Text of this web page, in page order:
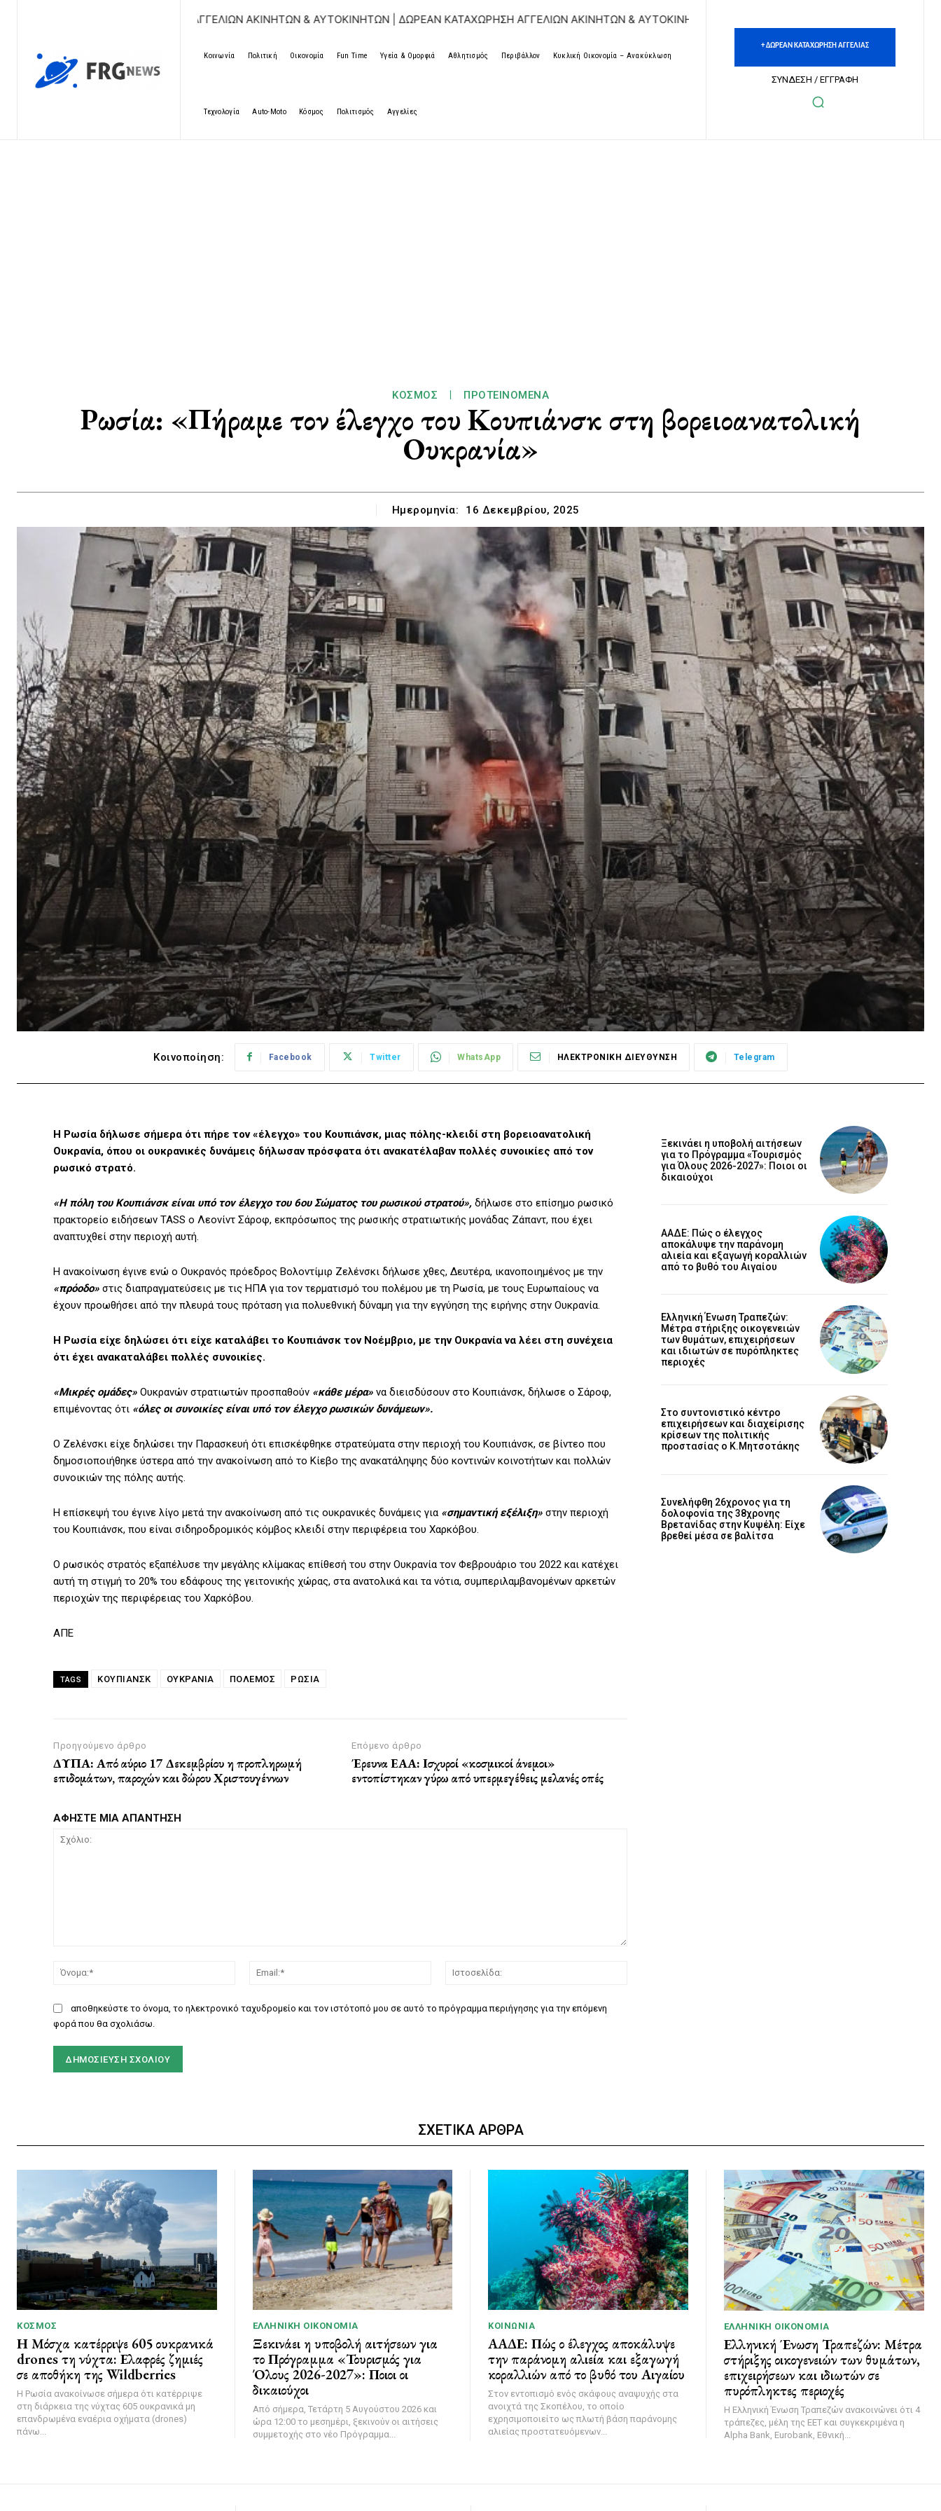
ΔΩΡΕΑΝ ΚΑΤΑΧΩΡΗΣΗ ΑΓΓΕΛΙΩΝ ΑΚΙΝΗΤΩΝ & ΑΥΤΟΚΙΝΗΤΩΝ | ΔΩΡΕΑΝ ΚΑΤΑΧΩΡΗΣΗ ΑΓΓΕΛΙΩΝ ΑΚΙΝΗΤΩΝ & ΑΥΤΟΚΙΝΗΤΩΝ | ΔΩΡΕΑΝ ΚΑΤΑΧΩΡΗΣΗ ΑΓΓΕΛΙΩΝ ΑΚΙΝΗΤΩΝ &
Κοινωνία Πολιτική Οικονομία Fun Time Υγεία & Ομορφιά Αθλητισμός Περιβάλλον Κυκλική Οικονομία – Ανακύκλωση
Τεχνολογία Auto-Moto Κόσμος Πολιτισμός Αγγελίες
+ ΔΩΡΕΑΝ ΚΑΤΑΧΩΡΗΣΗ ΑΓΓΕΛΙΑΣ
ΣΥΝΔΕΣΗ / ΕΓΓΡΑΦΗ
ΚΌΣΜΟΣ ΠΡΟΤΕΙΝΌΜΕΝΑ
Ρωσία: «Πήραμε τον έλεγχο του Κουπιάνσκ στη βορειοανατολική
Ουκρανία»
Ημερομηνία: 16 Δεκεμβρίου, 2025
Κοινοποίηση: Facebook Twitter WhatsApp ΗΛΕΚΤΡΟΝΙΚΗ ΔΙΕΥΘΥΝΣΗ Telegram
Η Ρωσία δήλωσε σήμερα ότι πήρε τον «έλεγχο» του Κουπιάνσκ, μιας πόλης-κλειδί στη βορειοανατολική
Ουκρανία, όπου οι ουκρανικές δυνάμεις δήλωσαν πρόσφατα ότι ανακατέλαβαν πολλές συνοικίες από τον
ρωσικό στρατό.
«Η πόλη του Κουπιάνσκ είναι υπό τον έλεγχο του 6ου Σώματος του ρωσικού στρατού», δήλωσε στο επίσημο ρωσικό
πρακτορείο ειδήσεων TASS ο Λεονίντ Σάροφ, εκπρόσωπος της ρωσικής στρατιωτικής μονάδας Ζάπαντ, που έχει
αναπτυχθεί στην περιοχή αυτή.
Η ανακοίνωση έγινε ενώ ο Ουκρανός πρόεδρος Βολοντίμιρ Ζελένσκι δήλωσε χθες, Δευτέρα, ικανοποιημένος με την
«πρόοδο» στις διαπραγματεύσεις με τις ΗΠΑ για τον τερματισμό του πολέμου με τη Ρωσία, με τους Ευρωπαίους να
έχουν προωθήσει από την πλευρά τους πρόταση για πολυεθνική δύναμη για την εγγύηση της ειρήνης στην Ουκρανία.
Η Ρωσία είχε δηλώσει ότι είχε καταλάβει το Κουπιάνσκ τον Νοέμβριο, με την Ουκρανία να λέει στη συνέχεια
ότι έχει ανακαταλάβει πολλές συνοικίες.
«Μικρές ομάδες» Ουκρανών στρατιωτών προσπαθούν «κάθε μέρα» να διεισδύσουν στο Κουπιάνσκ, δήλωσε ο Σάροφ,
επιμένοντας ότι «όλες οι συνοικίες είναι υπό τον έλεγχο ρωσικών δυνάμεων».
Ο Ζελένσκι είχε δηλώσει την Παρασκευή ότι επισκέφθηκε στρατεύματα στην περιοχή του Κουπιάνσκ, σε βίντεο που
δημοσιοποιήθηκε ύστερα από την ανακοίνωση από το Κίεβο της ανακατάληψης δύο κοντινών κοινοτήτων και πολλών
συνοικιών της πόλης αυτής.
Η επίσκεψή του έγινε λίγο μετά την ανακοίνωση από τις ουκρανικές δυνάμεις για «σημαντική εξέλιξη» στην περιοχή
του Κουπιάνσκ, που είναι σιδηροδρομικός κόμβος κλειδί στην περιφέρεια του Χαρκόβου.
Ο ρωσικός στρατός εξαπέλυσε την μεγάλης κλίμακας επίθεσή του στην Ουκρανία τον Φεβρουάριο του 2022 και κατέχει
αυτή τη στιγμή το 20% του εδάφους της γειτονικής χώρας, στα ανατολικά και τα νότια, συμπεριλαμβανομένων αρκετών
περιοχών της περιφέρειας του Χαρκόβου.
ΑΠΕ
TAGS ΚΟΥΠΙΆΝΣΚ ΟΥΚΡΑΝΙΑ ΠΌΛΕΜΟΣ ΡΩΣΙΑ
Προηγούμενο άρθρο
ΔΥΠΑ: Από αύριο 17 Δεκεμβρίου η προπληρωμή
επιδομάτων, παροχών και δώρου Χριστουγέννων
Επόμενο άρθρο
Έρευνα ΕΑΑ: Ισχυροί «κοσμικοί άνεμοι»
εντοπίστηκαν γύρω από υπερμεγέθεις μελανές οπές
ΑΦΗΣΤΕ ΜΙΑ ΑΠΑΝΤΗΣΗ
Όνομα:*
Email:*
αποθηκεύστε το όνομα, το ηλεκτρονικό ταχυδρομείο και τον ιστότοπό μου σε αυτό το πρόγραμμα περιήγησης για την επόμενη
φορά που θα σχολιάσω.
Ξεκινάει η υποβολή αιτήσεων
για το Πρόγραμμα «Τουρισμός
για Όλους 2026-2027»: Ποιοι οι
δικαιούχοι
ΑΑΔΕ: Πώς ο έλεγχος
αποκάλυψε την παράνομη
αλιεία και εξαγωγή κοραλλιών
από το βυθό του Αιγαίου
Ελληνική Ένωση Τραπεζών:
Μέτρα στήριξης οικογενειών
των θυμάτων, επιχειρήσεων
και ιδιωτών σε πυρόπληκτες
περιοχές
Στο συντονιστικό κέντρο
επιχειρήσεων και διαχείρισης
κρίσεων της πολιτικής
προστασίας ο Κ.Μητσοτάκης
Συνελήφθη 26χρονος για τη
δολοφονία της 38χρονης
Βρετανίδας στην Κυψέλη: Είχε
βρεθεί μέσα σε βαλίτσα
ΣΧΕΤΙΚΑ ΑΡΘΡΑ
ΚΌΣΜΟΣ
Η Μόσχα κατέρριψε 605 ουκρανικά
drones τη νύχτα: Ελαφρές ζημιές
σε αποθήκη της Wildberries
Η Ρωσία ανακοίνωσε σήμερα ότι κατέρριψε
στη διάρκεια της νύχτας 605 ουκρανικά μη
επανδρωμένα εναέρια οχήματα (drones)
πάνω...
ΕΛΛΗΝΙΚΉ ΟΙΚΟΝΟΜΊΑ
Ξεκινάει η υποβολή αιτήσεων για
το Πρόγραμμα «Τουρισμός για
Όλους 2026-2027»: Ποιοι οι
δικαιούχοι
Από σήμερα, Τετάρτη 5 Αυγούστου 2026 και
ώρα 12:00 το μεσημέρι, ξεκινούν οι αιτήσεις
συμμετοχής στο νέο Πρόγραμμα...
ΚΟΙΝΩΝΊΑ
ΑΑΔΕ: Πώς ο έλεγχος αποκάλυψε
την παράνομη αλιεία και εξαγωγή
κοραλλιών από το βυθό του Αιγαίου
Στον εντοπισμό ενός σκάφους αναψυχής στα
ανοιχτά της Σκοπέλου, το οποίο
εχρησιμοποιείτο ως πλωτή βάση παράνομης
αλιείας προστατευόμενων...
ΕΛΛΗΝΙΚΉ ΟΙΚΟΝΟΜΊΑ
Ελληνική Ένωση Τραπεζών: Μέτρα
στήριξης οικογενειών των θυμάτων,
επιχειρήσεων και ιδιωτών σε
πυρόπληκτες περιοχές
Η Ελληνική Ένωση Τραπεζών ανακοινώνει ότι 4
τράπεζες, μέλη της ΕΕΤ και συγκεκριμένα η
Alpha Bank, Eurobank, Εθνική...